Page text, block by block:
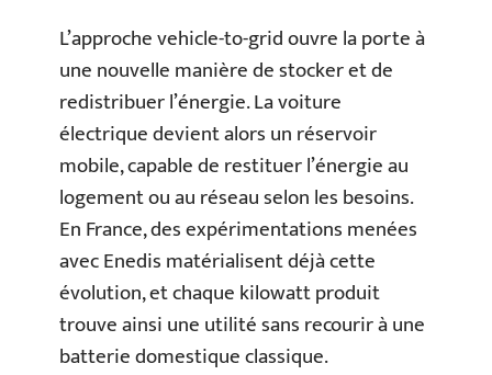
L’approche vehicle-to-grid ouvre la porte à
une nouvelle manière de stocker et de
redistribuer l’énergie. La voiture
électrique devient alors un réservoir
mobile, capable de restituer l’énergie au
logement ou au réseau selon les besoins.
En France, des expérimentations menées
avec Enedis matérialisent déjà cette
évolution, et chaque kilowatt produit
trouve ainsi une utilité sans recourir à une
batterie domestique classique.